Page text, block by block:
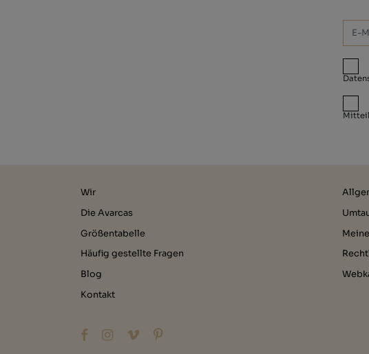
Wir
Die Avarcas
Größentabelle
Häufig gestellte Fragen
Blog
Kontakt